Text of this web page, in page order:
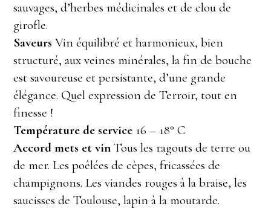
sauvages, d’herbes médicinales et de clou de
girofle.
Saveurs Vin équilibré et harmonieux, bien
structuré, aux veines minérales, la fin de bouche
est savoureuse et persistante, d’une grande
élégance. Quel expression de Terroir, tout en
finesse !
Température de service 16 – 18° C
Accord mets et vin Tous les ragouts de terre ou
de mer. Les poêlées de cèpes, fricassées de
champignons. Les viandes rouges à la braise, les
saucisses de Toulouse, lapin à la moutarde.